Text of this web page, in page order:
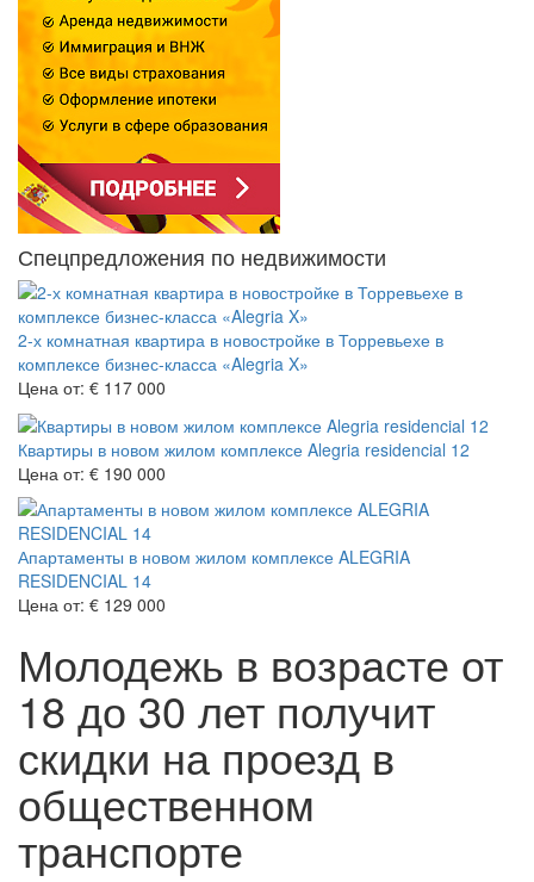
Спецпредложения по недвижимости
2-х комнатная квартира в новостройке в Торревьехе в
комплексе бизнес-класса «Alegria X»
Цена от: € 117 000
Квартиры в новом жилом комплексе Alegria residencial 12
Цена от: € 190 000
Апартаменты в новом жилом комплексе ALEGRIA
RESIDENCIAL 14
Цена от: € 129 000
Молодежь в возрасте от
18 до 30 лет получит
скидки на проезд в
общественном
транспорте